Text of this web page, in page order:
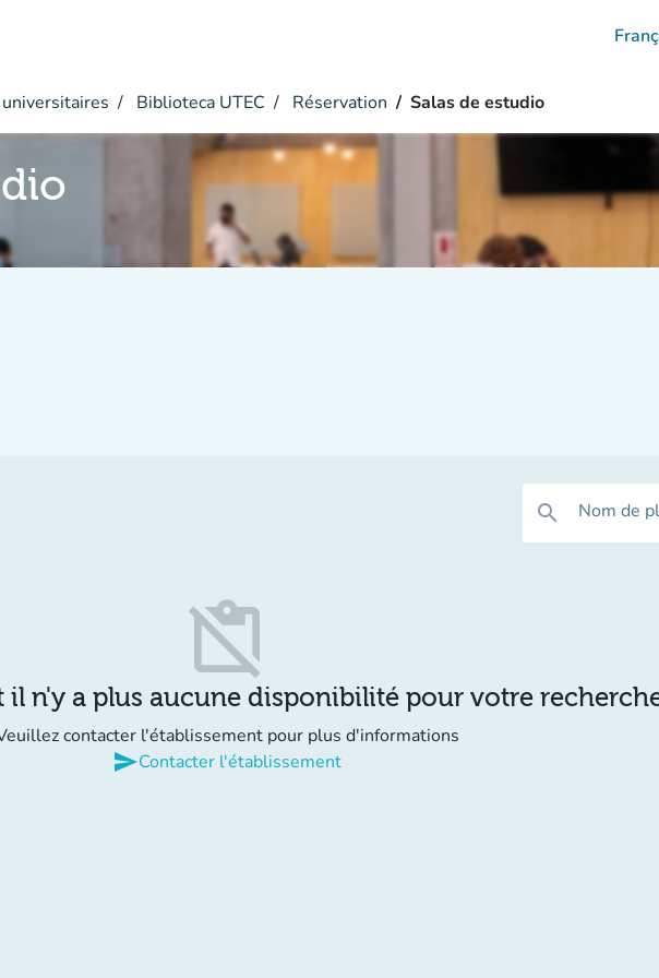
Biblioteca UTEC Réservation Salas de estudio
search Nom de
content_paste_off
il n'y a plus aucune disponibilité pour votre
contacter l'établissement pour plus d'informations
sendContacter l'établissement